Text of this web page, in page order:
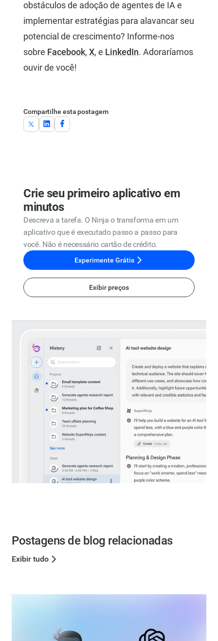
obstáculos de adoção de agentes de IA e
implementar estratégias para alavancar seu
potencial de crescimento? Informe-nos
sobre Facebook, X, e LinkedIn. Adoraríamos
ouvir de você!
Compartilhe esta postagem
Crie seu primeiro aplicativo em
minutos
Descreva a tarefa. O Ninja o transforma em um
aplicativo que é executado passo a passo para
você. Não é necessário cartão de crédito.
Experimente Grátis
Exibir preços
Postagens de blog relacionadas
Exibir tudo